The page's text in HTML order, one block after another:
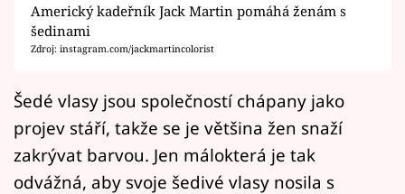
Mámy sobě
Přihlášení
Sledujte nás
Americký kadeřník Jack Martin pomáhá ženám s
šedinami
Zdroj: instagram.com/jackmartincolorist
Šedé vlasy jsou společností chápany jako
projev stáří, takže se je většina žen snaží
zakrývat barvou. Jen málokterá je tak
odvážná, aby svoje šedivé vlasy nosila s